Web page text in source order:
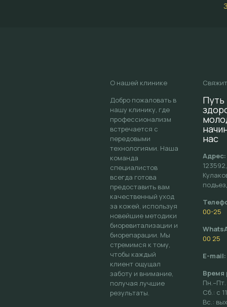
О нашей клинике
Добро пожаловать в
нашу клинику, где
профессионализм
встречается с
передовыми
технологиями. Наша
команда
специалистов
всегда готова
предоставить вам
качественный уход
за кожей, используя
новейшие методики
биоревитализации и
биорепарации. Мы
стремимся к тому,
чтобы каждый
клиент ощущал
заботу и внимание,
получая лучшие
результаты.
Путь
нас
Адрес:
00-25
00 25
E-mail:
Время
Сб.: с
Вс.: